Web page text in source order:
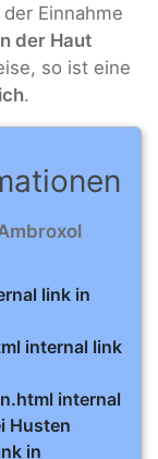
Einnahme
der Haut
so ist eine
.
link in
internal link
internal
Husten
in